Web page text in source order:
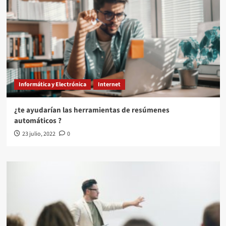
Informática y Electrónica Internet
¿te ayudarían las herramientas de resúmenes
automáticos ?
23 julio, 2022 0